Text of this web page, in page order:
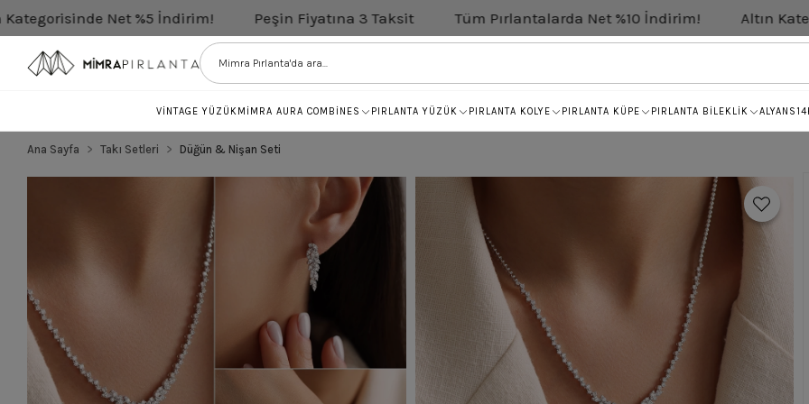
Net %5 İndirim! Peşin Fiyatına 3 Taksit Tüm Pırlantalarda Net %10 İndirim! Altın Kategorisinde
VİNTAGE YÜZÜK MİMRA AURA COMBİNES PIRLANTA YÜZÜK PIRLANTA KOLYE PIRLANTA KÜPE PIRLANTA BİLEKLİK ALYANS
Ana Sayfa Takı Setleri Düğün & Nişan Seti